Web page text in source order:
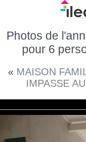
Photos de
pour 6
« MAISON
IMPASSE